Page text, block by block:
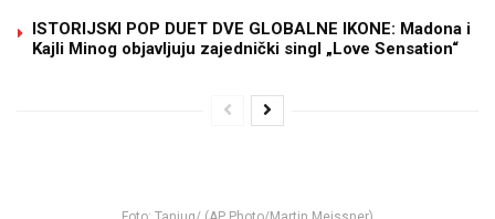
ISTORIJSKI POP DUET DVE GLOBALNE IKONE: Madona i
Kajli Minog objavljuju zajednički singl „Love Sensation“